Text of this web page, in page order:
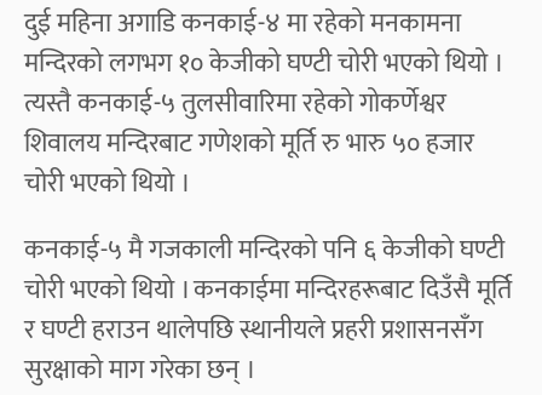
दुई महिना अगाडि कनकाई-४ मा रहेको मनकामना
मन्दिरको लगभग १० केजीको घण्टी चोरी भएको थियो ।
त्यस्तै कनकाई-५ तुलसीवारिमा रहेको गोकर्णेश्वर
शिवालय मन्दिरबाट गणेशको मूर्ति रु भारु ५० हजार
चोरी भएको थियो ।
कनकाई-५ मै गजकाली मन्दिरको पनि ६ केजीको घण्टी
चोरी भएको थियो । कनकाईमा मन्दिरहरूबाट दिउँसै मूर्ति
र घण्टी हराउन थालेपछि स्थानीयले प्रहरी प्रशासनसँग
सुरक्षाको माग गरेका छन् ।